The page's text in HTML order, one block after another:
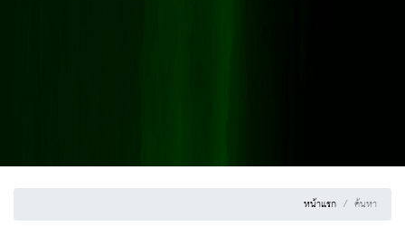
หน้าแรก ค้นหา